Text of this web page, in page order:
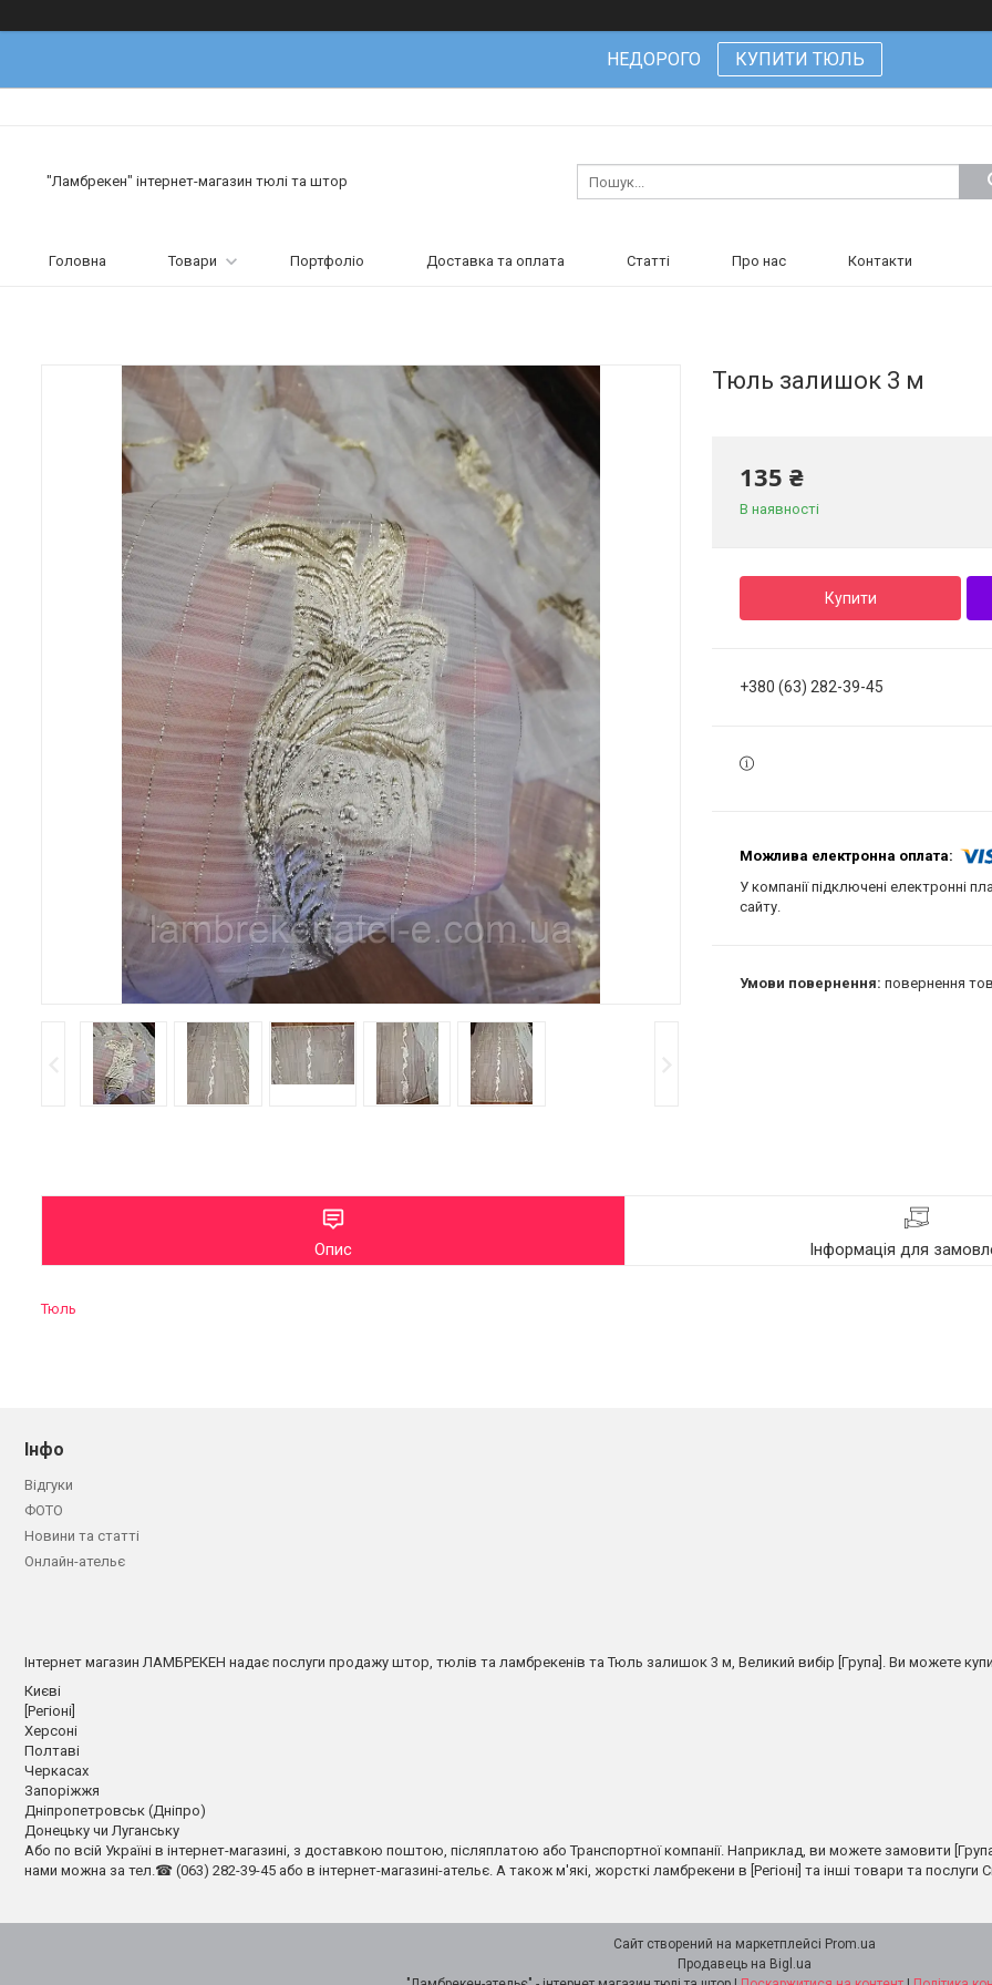
НЕДОРОГО КУПИТИ ТЮЛЬ
"Ламбрекен" інтернет-магазин тюлі та штор
Головна Товари Портфоліо Доставка та оплата Статті Про нас Контакти
Тюль залишок 3 м
135 ₴
В наявності
Купити
+380 (63) 282-39-45
У компанії підключені електронні
сайту.
повернення
Опис Інформація для
Тюль
Інфо
Відгуки
ФОТО
Новини та статті
Онлайн-ательє
Інтернет магазин ЛАМБРЕКЕН надає послуги продажу штор, тюлів та ламбрекенів та Тюль залишок 3 м, Великий вибір [Група]. Ви можете
Києві
[Регіоні]
Херсоні
Полтаві
Черкасах
Запоріжжя
Дніпропетровськ (Дніпро)
Донецьку чи Луганську
Або по всій Україні в інтернет-магазині, з доставкою поштою, післяплатою або Транспортної компанії. Наприклад, ви можете замовити
нами можна за тел.☎ (063) 282-39-45 або в інтернет-магазині-ательє. А також м'які, жорсткі ламбрекени в [Регіоні] та інші товари та послуги
Сайт створений на маркетплейсі Prom.ua
Продавець на Bigl.ua